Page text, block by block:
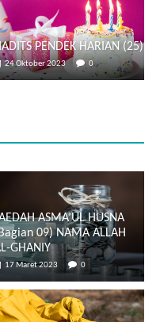
PENDEK HARIAN (25)
24 Oktober 2023 0
ASMA’UL HUSNA
09) NAMA ALLAH
GHANIY
17 Maret 2023 0